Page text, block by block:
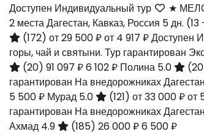
Доступен Индивидуальный тур
★
2 места Дагестан, Кавказ, Россия 5 дн. (13
(172) от 29 500 ₽от 4 917 ₽Доступен
горы, чай и святыни. Тур гарантирован
(20) 91 097 ₽6 102 ₽ Полина 5.0
гарантирован На внедорожниках
5 500 ₽ Мурад 5.0 (121) от 33 000 ₽от
гарантирован На внедорожниках
Ахмад 4.9
(185) 26 000 ₽6 500 ₽